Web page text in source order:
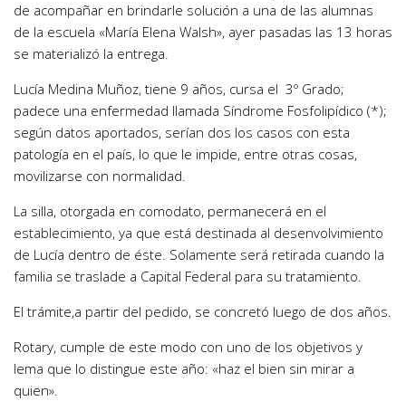
de acompañar en brindarle solución a una de las alumnas
de la escuela «María Elena Walsh», ayer pasadas las 13 horas
se materializó la entrega.
Lucía Medina Muñoz, tiene 9 años, cursa el 3º Grado;
padece una enfermedad llamada Síndrome Fosfolipídico (*);
según datos aportados, serían dos los casos con esta
patología en el país, lo que le impide, entre otras cosas,
movilizarse con normalidad.
La silla, otorgada en comodato, permanecerá en el
establecimiento, ya que está destinada al desenvolvimiento
de Lucía dentro de éste. Solamente será retirada cuando la
familia se traslade a Capital Federal para su tratamiento.
El trámite,a partir del pedido, se concretó luego de dos años.
Rotary, cumple de este modo con uno de los objetivos y
lema que lo distingue este año: «haz el bien sin mirar a
quien».